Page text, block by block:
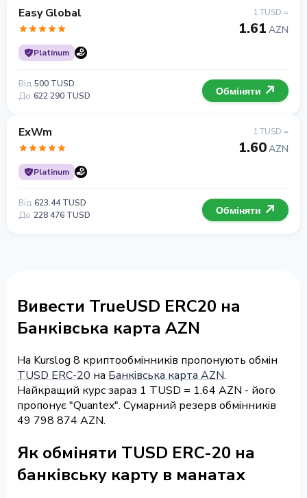
Easy Global
Platinum
1 TUSD =
1.61 AZN
Від 500 TUSD
До 622 290 TUSD Обміняти
ExWm
Platinum
1 TUSD =
1.60AZN
Від 623.44 TUSD
До 228 476 TUSD Обміняти
Вивести TrueUSD ERC20 на
Банківська карта AZN
На Kurslog 8 криптообмінників пропонують обмін
TUSD ERC-20 на Банківська карта AZN.
Найкращий курс зараз 1 TUSD = 1.64 AZN - його
пропонує "Quantex". Сумарний резерв обмінників
49 798 874 AZN.
Як обміняти TUSD ERC-20 на
банківську карту в манатах